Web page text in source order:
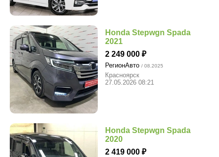
Honda Stepwgn Spada
2021
2 249 000
РегионАвто / 08.2025
Красноярск
27.05.2026 08:21
Honda Stepwgn Spada
2020
2 419 000